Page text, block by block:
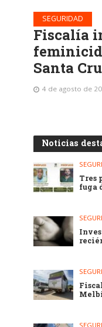
SEGURIDAD
Fiscalía
Santa
4 de agosto de
Noticias
Tres
fuga